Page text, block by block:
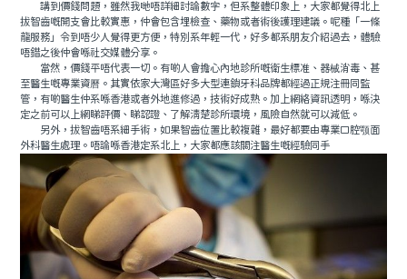
講到價錢問題，雖然我哋唔詳細討論數字，但系整體印象上，大家都覺得北上
拔智齒嘅開支會比較實惠，仲會包含埋檢查、藥物或者術後護理建議。呢種「一條
龍服務」令到唔少人覺得更方便，特別系年輕一代，好多都系朋友介紹過去，體驗
唔錯之後仲會喺社交媒體分享。
當然，價錢平唔代表一切。有啲人會擔心內地診所嘅衛生標准、器械消毒、甚
至醫生嘅專業資曆。其實依家大灣區好多大型連鎖牙科品牌都經過正規注冊同監
管，有啲醫生仲系喺香港或者外地進修過，技術好成熟。加上網絡資訊透明，喺決
定之前可以上網睇評價、睇認證、了解清楚診所環境，風險自然就可以減低。
另外，拔智齒唔系細手術，如果智齒位置比較複雜，最好都要由專業口腔颚面
外科醫生處理。唔論喺香港定系北上，大家都應該關注醫生嘅經驗同手